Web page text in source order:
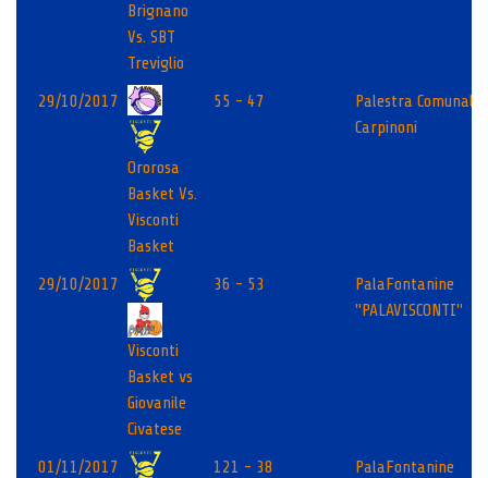
Brignano
Vs. SBT
Treviglio
29/10/2017
Ororosa
Basket Vs.
Visconti
Basket
55 - 47
Palestra Comunale
Carpinoni
29/10/2017
Visconti
Basket vs
Giovanile
Civatese
36 - 53
PalaFontanine
"PALAVISCONTI"
01/11/2017 121 - 38
PalaFontanine